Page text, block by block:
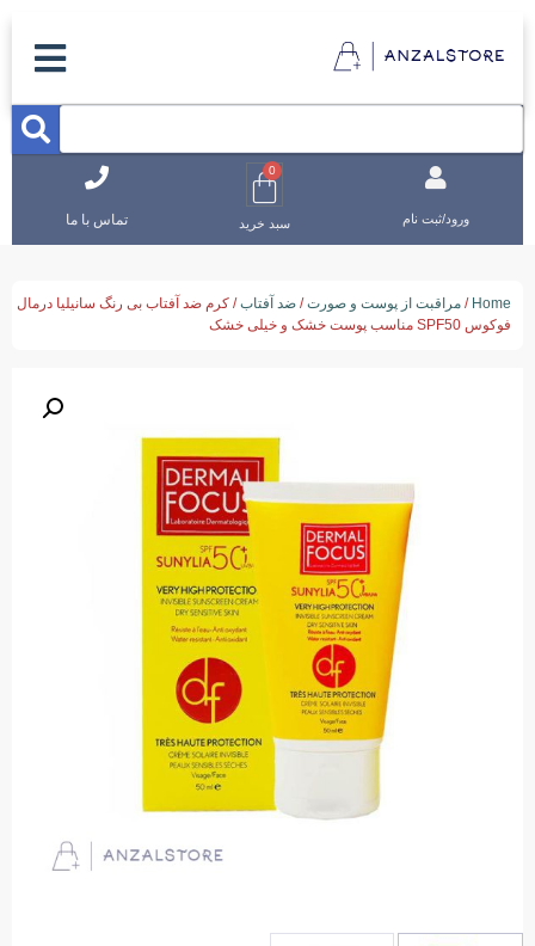
ورود/ثبت نام
0
سبد خرید تماس با ما
Home
/ مراقبت از پوست و صورت/ ضد آفتاب/ کرم ضد آفتاب بی رنگ سانیلیا درمال
فوکوس SPF50 مناسب پوست خشک و خیلی خشک